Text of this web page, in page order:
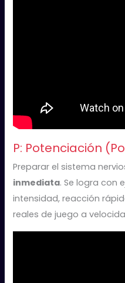
P: Potenciación
Preparar el sistema
inmediata. Se logra con
intensidad, reacción
reales de juego a